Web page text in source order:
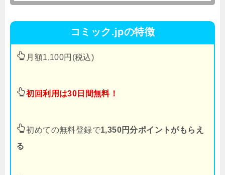
コミック.jpの特徴
月額1,100円(税込)
初回利用は30日間無料！
初めての無料登録で1,350円分ポイントがもらえ
る